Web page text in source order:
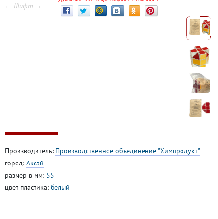
← Шифт →
Производитель: Производственное объединение "Химпродукт"
город: Аксай
размер в мм: 55
цвет пластика: белый